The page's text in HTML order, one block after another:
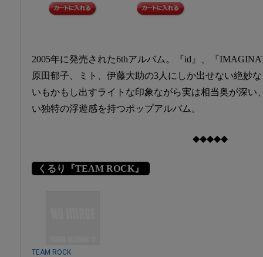
2005年に発売された6thアルバム。『id』、『
原田郁子、ミト、伊藤大助の3人にしか出せない絶妙
いもかもし出すライトな印象ながら実は相当奥が深い
い独特の浮遊感を持つポップアルバム。
◆◆◆◆◆
くるり『TEAM ROCK』
TEAM ROCK